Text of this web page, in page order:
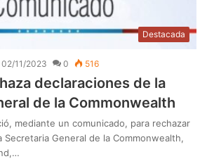
Destacada
02/11/2023 0 516
declaraciones de la
de la Commonwealth
mediante un comunicado, para rechazar
Secretaria General de la Commonwealth,